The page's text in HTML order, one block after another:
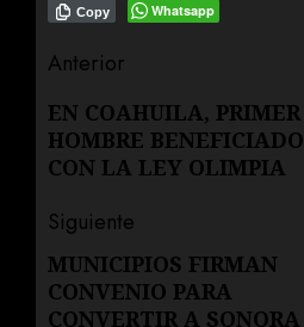
Whatsapp
Copy
Navegación
de
entradas
Anterior
Entrada
anterior:
EN COAHUILA, PRIMER
HOMBRE BENEFICIADO
CON LA LEY OLIMPIA
Siguiente
Siguiente
entrada:
MUNICIPIOS FIRMAN
CONVENIO PARA
CONVERTIR A SONORA